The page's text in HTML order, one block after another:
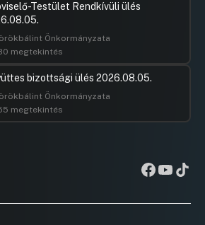
Testület Rendkívüli ülés
Önkormányzata
megtekintés
bizottsági ülés 2026.08.05.
Önkormányzata
megtekintés